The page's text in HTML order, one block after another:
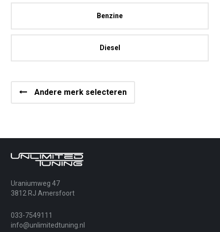
Benzine
Diesel
Andere merk selecteren
Uraniumweg 47
3812 RJ Amersfoort
033-7549111
info@unlimitedtuning.nl